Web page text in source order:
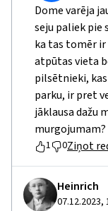
Dome varēja
seju paliek pie
ka tas tomēr
atpūtas vieta
pilsētnieki,
parku, ir pret
jāklausa dažu
murgojumam?
1 0Ziņot
Heinrich
07.12.2023,